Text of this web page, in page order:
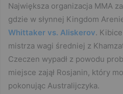
Największa organizacja MMA
gdzie w słynnej Kingdom
Whittaker vs. Aliskerov.
mistrza wagi średniej z
Czeczen wypadł z powodu
miejsce zajął Rosjanin, który
pokonując Australijczyka.